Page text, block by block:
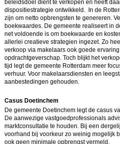
beleidsdoel dient te verkopen en heeft
dispositiestrategie ontwikkeld. In de
zijn om netto opbrengsten te genereren.
boekwaardes. De gemeente realiseert in
net voldoende is om boekwaarde en
allerlei creatieve strategien ingezet. Zo
verkoop via makelaars ook goede
opdrachtgeverschap. Toch blijkt het
tijd legt de gemeente Rotterdam meer
verhuur. Voor makelaarsdiensten en
aanbestedingen gehouden.
Casus Doetinchem
De gemeente Doetinchem legt de casus
De aanwezige vastgoedprofessionals
marktconsultatie te houden. Bij een
voorhand bij voorkeur zo weinig mogelijk
ook geen minimale opbrengst vermeld.